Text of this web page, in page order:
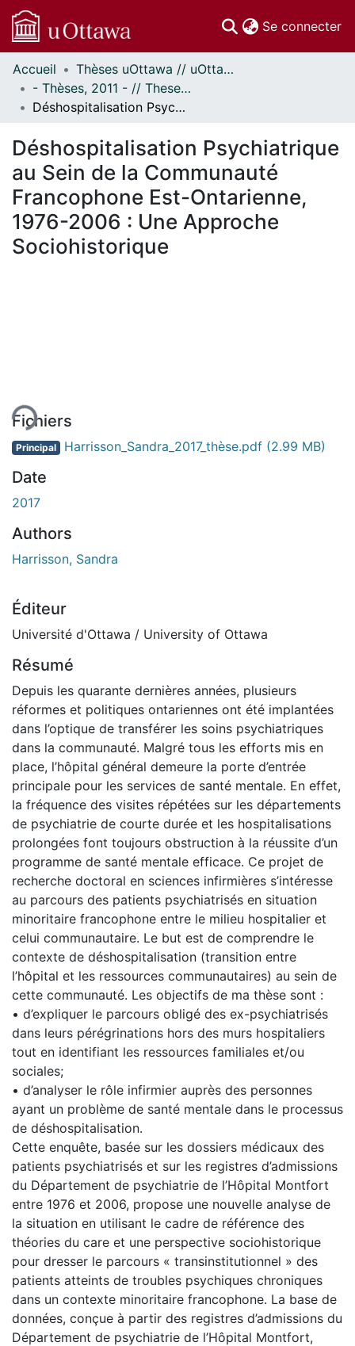
Se connecter
Communautés
et collections
Parcourir
À propos
Accueil
Thèses uOttawa // uOttawa Theses
- Thèses, 2011 - // Theses, 2011 -
Déshospitalisation Psychiatrique au Sein de la Communauté Francophone Est-Ontarienne, 1976-2006 : Une Approche Sociohistorique
Déshospitalisation Psychiatrique
au Sein de la Communauté
Francophone Est-Ontarienne,
1976-2006 : Une Approche
Sociohistorique
Fichiers
Principal Harrisson_Sandra_2017_thèse.pdf (2.99 MB)
Date
2017
Authors
Harrisson, Sandra
Éditeur
Université d'Ottawa / University of Ottawa
Résumé
Depuis les quarante dernières années, plusieurs
réformes et politiques ontariennes ont été implantées
dans l’optique de transférer les soins psychiatriques
dans la communauté. Malgré tous les efforts mis en
place, l’hôpital général demeure la porte d’entrée
principale pour les services de santé mentale. En effet,
la fréquence des visites répétées sur les départements
de psychiatrie de courte durée et les hospitalisations
prolongées font toujours obstruction à la réussite d’un
programme de santé mentale efficace. Ce projet de
recherche doctoral en sciences infirmières s’intéresse
au parcours des patients psychiatrisés en situation
minoritaire francophone entre le milieu hospitalier et
celui communautaire. Le but est de comprendre le
contexte de déshospitalisation (transition entre
l’hôpital et les ressources communautaires) au sein de
cette communauté. Les objectifs de ma thèse sont :
• d’expliquer le parcours obligé des ex-psychiatrisés
dans leurs pérégrinations hors des murs hospitaliers
tout en identifiant les ressources familiales et/ou
sociales;
• d’analyser le rôle infirmier auprès des personnes
ayant un problème de santé mentale dans le processus
de déshospitalisation.
Cette enquête, basée sur les dossiers médicaux des
patients psychiatrisés et sur les registres d’admissions
du Département de psychiatrie de l’Hôpital Montfort
entre 1976 et 2006, propose une nouvelle analyse de
la situation en utilisant le cadre de référence des
théories du care et une perspective sociohistorique
pour dresser le parcours « transinstitutionnel » des
patients atteints de troubles psychiques chroniques
dans un contexte minoritaire francophone. La base de
données, conçue à partir des registres d’admissions du
Département de psychiatrie de l’Hôpital Montfort,